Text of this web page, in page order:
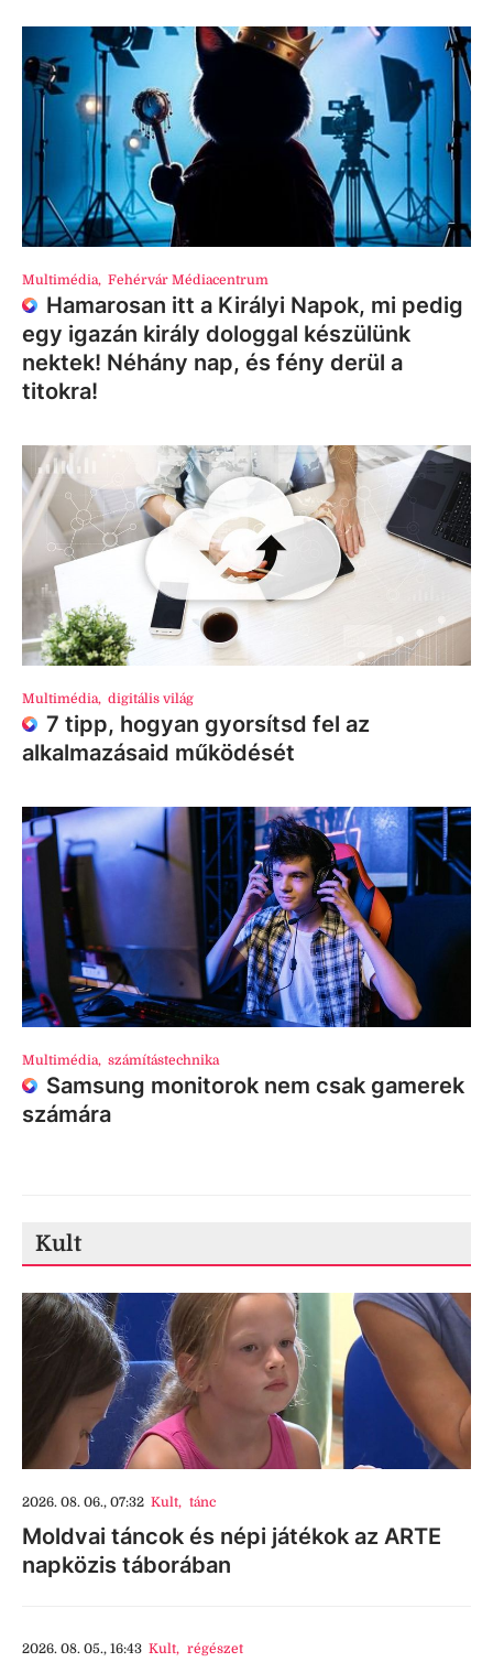
Multimédia, Fehérvár Médiacentrum
Hamarosan itt a Királyi Napok, mi pedig
egy igazán király dologgal készülünk
nektek! Néhány nap, és fény derül a
titokra!
Multimédia, digitális világ
7 tipp, hogyan gyorsítsd fel az
alkalmazásaid működését
Multimédia, számítástechnika
Samsung monitorok nem csak gamerek
számára
Kult
2026. 08. 06., 07:32 Kult, tánc
Moldvai táncok és népi játékok az ARTE
napközis táborában
2026. 08. 05., 16:43 Kult, régészet